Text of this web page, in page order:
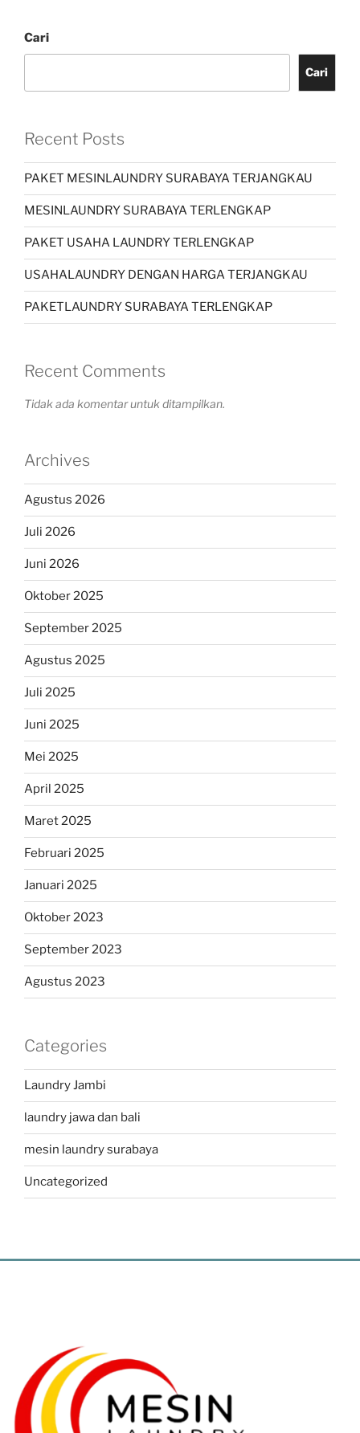
Cari
Cari
Recent Posts
PAKET MESINLAUNDRY SURABAYA TERJANGKAU
MESINLAUNDRY SURABAYA TERLENGKAP
PAKET USAHA LAUNDRY TERLENGKAP
USAHALAUNDRY DENGAN HARGA TERJANGKAU
PAKETLAUNDRY SURABAYA TERLENGKAP
Recent Comments
Tidak ada komentar untuk ditampilkan.
Archives
Agustus 2026
Juli 2026
Juni 2026
Oktober 2025
September 2025
Agustus 2025
Juli 2025
Juni 2025
Mei 2025
April 2025
Maret 2025
Februari 2025
Januari 2025
Oktober 2023
September 2023
Agustus 2023
Categories
Laundry Jambi
laundry jawa dan bali
mesin laundry surabaya
Uncategorized